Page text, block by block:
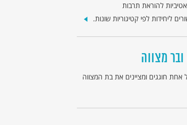
להוראת תרבות
ליחידות לפי קטיגוריות שונות.
מצווה
חוגגים ומציינים את בת המצווה